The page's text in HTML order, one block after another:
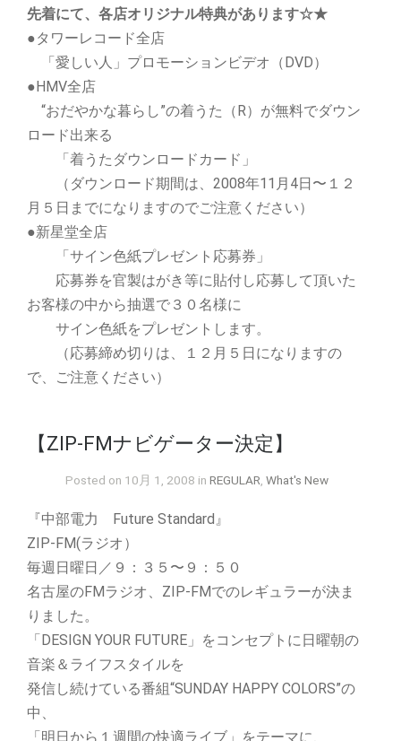
先着にて、各店オリジナル特典があります☆★
●タワーレコード全店
「愛しい人」プロモーションビデオ（DVD）
●HMV全店
“おだやかな暮らし”の着うた（R）が無料でダウン
ロード出来る
「着うたダウンロードカード」
（ダウンロード期間は、2008年11月4日〜１２
月５日までになりますのでご注意ください）
●新星堂全店
「サイン色紙プレゼント応募券」
応募券を官製はがき等に貼付し応募して頂いた
お客様の中から抽選で３０名様に
サイン色紙をプレゼントします。
（応募締め切りは、１２月５日になりますの
で、ご注意ください）
【ZIP-FMナビゲーター決定】
Posted on 10月 1, 2008 inREGULAR ,What's New
『中部電力 Future Standard』
ZIP-FM(ラジオ）
毎週日曜日／９：３５〜９：５０
名古屋のFMラジオ、ZIP-FMでのレギュラーが決ま
りました。
「DESIGN YOUR FUTURE」をコンセプトに日曜朝の
音楽＆ライフスタイルを
発信し続けている番組“SUNDAY HAPPY COLORS”の
中、
「明日から１週間の快適ライブ」をテーマに、